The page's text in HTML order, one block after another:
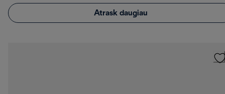
Atrask daugiau